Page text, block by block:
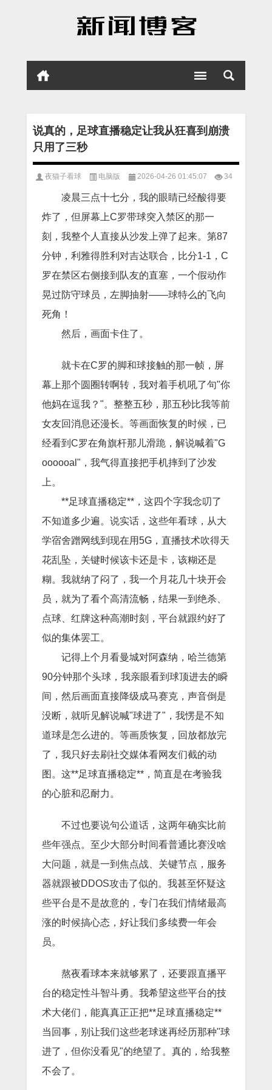
说真的，足球直播稳定让我从狂喜到崩溃
只用了三秒
夜猫子看球 电脑版 2026-04-26 01:45:07 34
凌晨三点十七分，我的眼睛已经酸得要
炸了，但屏幕上C罗带球突入禁区的那一
刻，我整个人直接从沙发上弹了起来。第87
分钟，利雅得胜利对吉达联合，比分1-1，C
罗在禁区右侧接到队友的直塞，一个假动作
晃过防守球员，左脚抽射——球特么的飞向
死角！
然后，画面卡住了。
就卡在C罗的脚和球接触的那一帧，屏
幕上那个圆圈转啊转，我对着手机吼了句"你
他妈在逗我？"。整整五秒，那五秒比我等前
女友回消息还漫长。等画面恢复的时候，已
经看到C罗在角旗杆那儿滑跪，解说喊着"G
oooooal"，我气得直接把手机摔到了沙发
上。
**足球直播稳定**，这四个字我念叨了
不知道多少遍。说实话，这些年看球，从大
学宿舍蹭网线到现在用5G，直播技术吹得天
花乱坠，关键时候该卡还是卡，该糊还是
糊。我就纳了闷了，我一个月花几十块开会
员，就为了看个高清流畅，结果一到绝杀、
点球、红牌这种高潮时刻，平台就跟约好了
似的集体罢工。
记得上个月看曼城对阿森纳，哈兰德第
90分钟那个头球，我亲眼看到球顶进去的瞬
间，然后画面直接降级成马赛克，声音倒是
没断，就听见解说喊"球进了"，我愣是不知
道球是怎么进的。等画质恢复，回放都放完
了，我只好去刷社交媒体看网友们截的动
图。这**足球直播稳定**，简直是在考验我
的心脏和忍耐力。
不过也要说句公道话，这两年确实比前
些年强点。至少大部分时间看普通比赛没啥
大问题，就是一到焦点战、关键节点，服务
器就跟被DDOS攻击了似的。我甚至怀疑这
些平台是不是故意的，专门在我们情绪最高
涨的时候搞心态，好让我们多续费一年会
员。
熬夜看球本来就够累了，还要跟直播平
台的稳定性斗智斗勇。我希望这些平台的技
术大佬们，能真真正正把**足球直播稳定**
当回事，别让我们这些老球迷再经历那种"球
进了，但你没看见"的绝望了。真的，给我整
不会了。